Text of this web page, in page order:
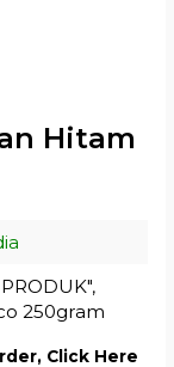
Hitam
,
250gram
Click Here